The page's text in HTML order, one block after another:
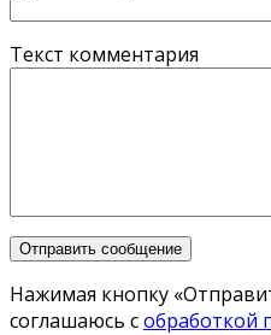
Текст комментария
Нажимая кнопку
соглашаюсь собработкой